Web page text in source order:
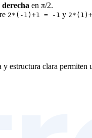
derecha en π/2.
2*(-1)+1 = -1 y
estructura clara